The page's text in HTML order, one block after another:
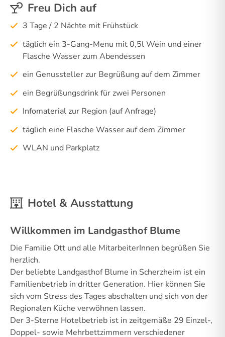
Freu Dich auf
3 Tage / 2 Nächte mit Frühstück
täglich ein 3-Gang-Menu mit 0,5l Wein und einer
Flasche Wasser zum Abendessen
ein Genussteller zur Begrüßung auf dem Zimmer
ein Begrüßungsdrink für zwei Personen
Infomaterial zur Region (auf Anfrage)
täglich eine Flasche Wasser auf dem Zimmer
WLAN und Parkplatz
Hotel & Ausstattung
Willkommen im Landgasthof Blume
Die Familie Ott und alle MitarbeiterInnen begrüßen Sie
herzlich.
Der beliebte Landgasthof Blume in Scherzheim ist ein
Familienbetrieb in dritter Generation. Hier können Sie
sich vom Stress des Tages abschalten und sich von der
Regionalen Küche verwöhnen lassen.
Der 3-Sterne Hotelbetrieb ist in zeitgemäße 29 Einzel-,
Doppel- sowie Mehrbettzimmern verschiedener